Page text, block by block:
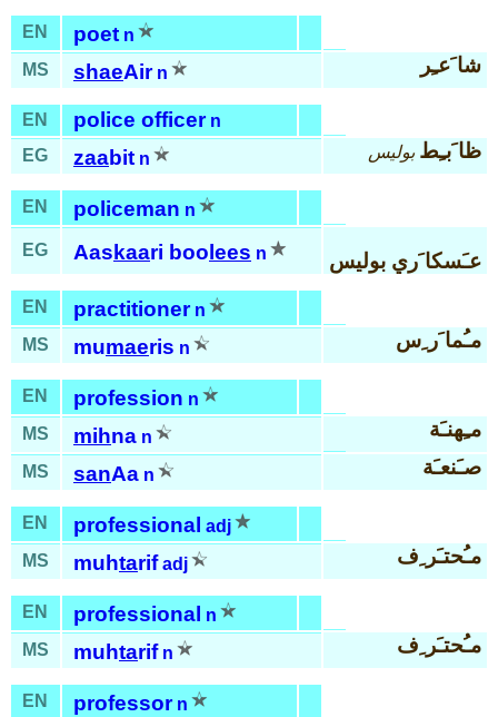
EN poet n
MS
shaeAir n شا َعـِر
EN police officer n
EG
zaabit n ظا َبـِط بوليس
EN policeman n
EG Aas kaari boo lees n عـَسكا َري بوليس
EN practitioner n
MS
mumaeris n مـُما َر ِس
EN profession n
MS
mihna n مـِهنـَة
MS sanAa n صـَنعـَة
EN professional adj
MS
muhtarif adj مـُحتـَر ِف
EN professional n
MS
muhtarif n مـُحتـَر ِف
EN professor n